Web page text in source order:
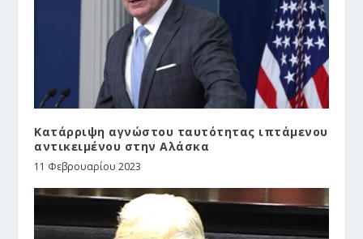
Κατάρριψη αγνώστου ταυτότητας ιπτάμενου
αντικειμένου στην Αλάσκα
11 Φεβρουαρίου 2023